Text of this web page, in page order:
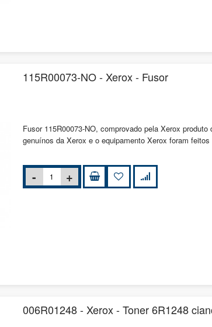
115R00073-NO - Xerox - Fusor
Fusor 115R00073-NO, comprovado pela Xerox
genuínos da Xerox e o equipamento Xerox foram
006R01248 - Xerox - Toner 6R1248